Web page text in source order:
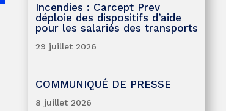
Incendies : Carcept Prev
déploie des dispositifs d’aide
pour les salariés des transports
29 juillet 2026
COMMUNIQUÉ DE PRESSE
8 juillet 2026